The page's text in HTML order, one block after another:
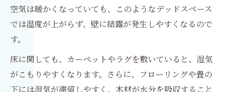
空気は暖かくなっていても、このようなデッドスペース
では温度が上がらず、壁に結露が発生しやすくなるので
す。
床に関しても、カーペットやラグを敷いていると、湿気
がこもりやすくなります。さらに、フローリングや畳の
下には湿気が滞留しやすく、木材が水分を吸収すること